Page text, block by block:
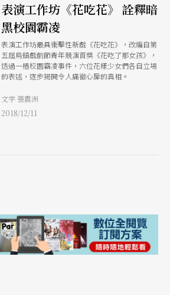
表演工作坊《花吃花》 詮釋暗
黑校園霸凌
表演工作坊最具衝擊性新戲《花吃花》，改編自第
五屆烏鎮戲劇節青年競演首獎《花吃了那女孩》，
透過一樁校園霸凌事件，六位花樣少女們各自立場
的表述，逐步揭開令人痛徹心扉的真相。
文字 張震洲
2018/12/11